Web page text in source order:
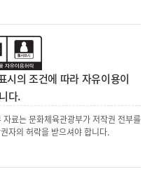
시의 조건에 따라 자유이용이
다.
료는 문화체육관광부가 저작권 전부를
자의 허락을 받으셔야 합니다.